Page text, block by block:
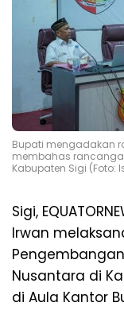
Bupati mengadakan
membahas
Kabupaten Sigi (Foto:
Sigi,
Irwan
Nusantara di
di Aula Kantor